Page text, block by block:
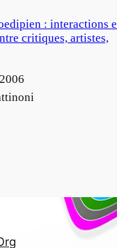
: interactions
critiques, artistes,